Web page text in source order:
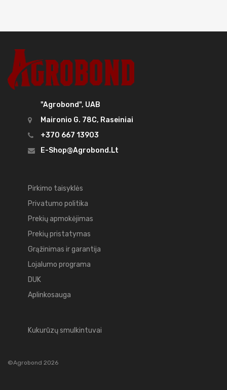
"Agrobond", UAB
Maironio G. 78C, Raseiniai
+370 667 13903
E-Shop@agrobond.lt
Pirkimo taisyklės
Privatumo politika
Prekių apmokėjimas
Prekių pristatymas
Grąžinimas ir garantija
Lojalumo programa
DUK
Aplinkosauga
Kukurūzų smulkintuvai
©Agrobond 2026